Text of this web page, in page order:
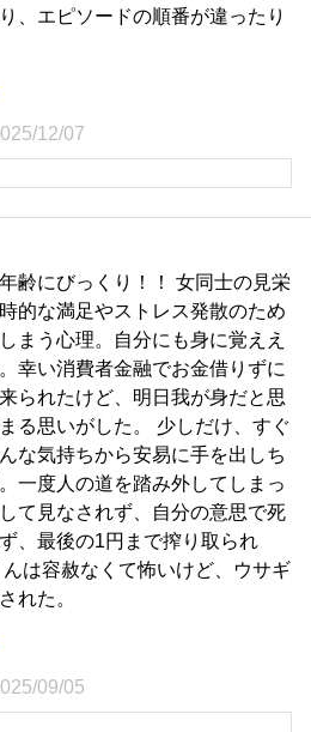
、エピソードの順番が違ったり
12/07
齢にびっくり！！ 女同士の見栄
的な満足やストレス発散のため
まう心理。自分にも身に覚ええ
幸い消費者金融でお金借りずに
られたけど、明日我が身だと思
る思いがした。 少しだけ、すぐ
な気持ちから安易に手を出しち
一度人の道を踏み外してしまっ
て見なされず、自分の意思で死
、最後の1円まで搾り取られ
は容赦なくて怖いけど、ウサギ
れた。
09/05